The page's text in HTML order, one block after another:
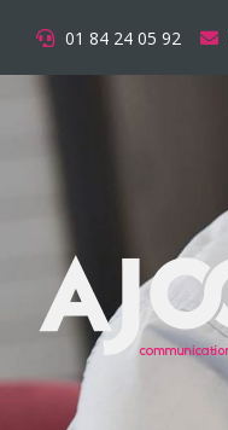
01 84 24 05 92